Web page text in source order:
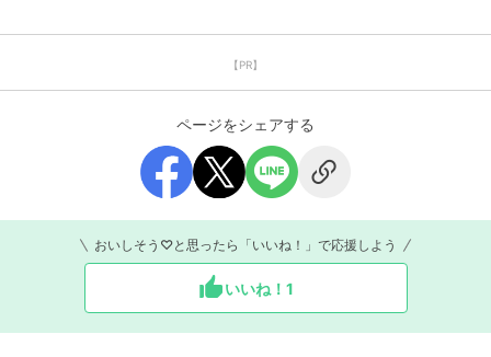
【PR】
ページをシェアする
おいしそう♡と思ったら「いいね！」で応援しよう
いいね！ 1